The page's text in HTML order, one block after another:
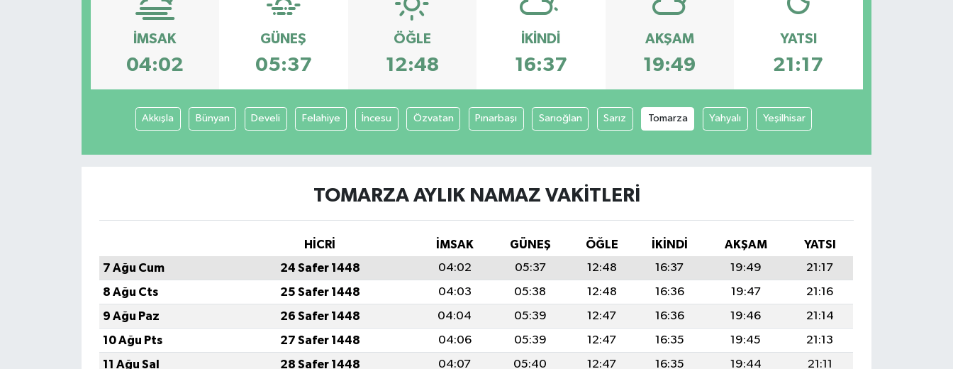
İMSAK
04:02
GÜNEŞ
05:37
ÖĞLE
12:48
İKINDI
16:37
AKŞAM
19:49
YATSI
21:17
Akkışla Bünyan Develi Felahiye İncesu Özvatan Pınarbaşı Sarıoğlan Sarız Tomarza Yahyalı Yeşilhisar
TOMARZA AYLIK NAMAZ VAKITLERI
HİCRİ İMSAK GÜNEŞ ÖĞLE İKINDI AKŞAM
YATSI
7 Ağu Cum
24 Safer 1448 04:02 05:37 12:48 16:37 19:49
21:17
8 Ağu Cts
25 Safer 1448 04:03 05:38 12:48 16:36 19:47
21:16
9 Ağu Paz
26 Safer 1448 04:04 05:39 12:47 16:36 19:46
21:14
10 Ağu Pts
27 Safer 1448 04:06 05:39 12:47 16:35 19:45
21:13
11 Ağu Sal
28 Safer 1448 04:07 05:40 12:47 16:35 19:44
21:11
PROJELER İNGİLİZCE